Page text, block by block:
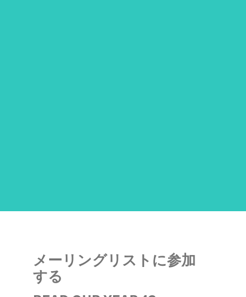
メーリングリストに参加
する